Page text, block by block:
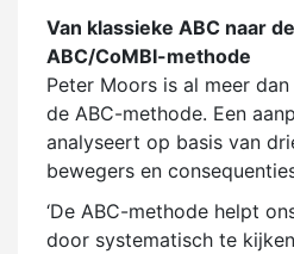
Van klassieke ABC naar
ABC/CoMBI-methode
Peter Moors is al meer
de ABC-methode. Een
analyseert op basis van
bewegers en
‘De ABC-methode helpt
door systematisch te